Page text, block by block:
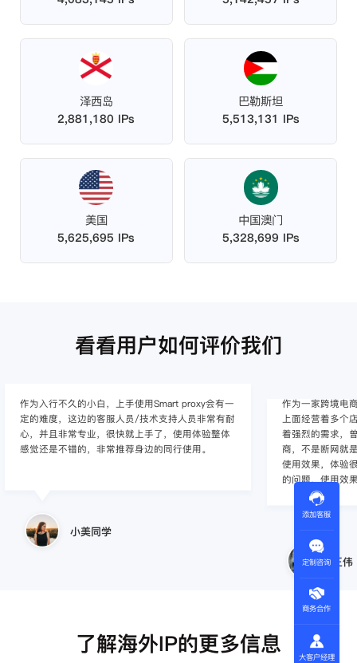
泽西岛
2,881,180 IPs
巴勒斯坦
5,513,131 IPs
美国
5,625,695 IPs
中国澳门
5,328,699 IPs
看看用户如何评价我们
作为入行不久的小白，上手使用Smart proxy会有一
定的难度，这边的客服人员/技术支持人员非常有耐
心，并且非常专业，很快就上手了，使用体验整体
感觉还是不错的，非常推荐身边的同行使用。
小美同学
作为一家跨境电
上面经营着多个
着强烈的需求，
商，不是断网就
使用效果，体验
的问题，使用效
王伟
了解海外IP的更多信息
添加客服
定制咨询
商务合作
大客户经理